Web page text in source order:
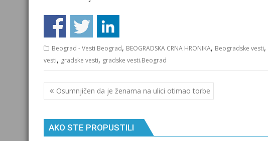
Beograd - Vesti Beograd, BEOGRADSKA CRNA HRONIKA, Beogradske vesti,
vesti, gradske vesti, gradske vesti.Beograd
Кретање
чланка
Оsumnjičеn da jе žеnama na ulici оtimaо tоrbе
AKO STE PROPUSTILI